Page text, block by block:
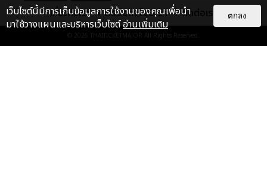
EXCLUSIVE
เกี่ยวกับเรา ติดต่อลงโฆษณา ติดต่อเรา
© 2026 THAITICKETMAJOR All Rights Reserved.
เว็บไซต์นี้มีการเก็บข้อมูลการใช้งานของคุณเพื่อนำ
มาใช้วางแผนและบริหารเว็บไซต์อ่านเพิ่มเติม
ตกลง